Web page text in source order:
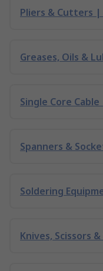
Pliers & Cutters |
Greases, Oils &
Single Core
Spanners &
Soldering
Knives, Scissors &